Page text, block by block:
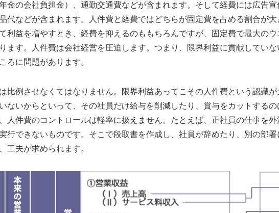
金の会社負担金）、通勤交通費などが含まれます。そして経費には広告
代などが含まれます。人件費と経費ではどちらが固定費を占める割合が
利益を増やすとき、経費を抑えるのももちろんですが、固定費で最大の
ます。人件費は会社経営を圧迫します。つまり、限界利益に貢献してい
ろに問題があります。
比例させなくてはなりません。限界利益あってこその人件費という認識
ないからといって、その社員だけ給与を削減したり、賞与をカットする
人件費のコントロールは軽率に扱えません。たとえば、正社員の仕事を
行できないものです。そこで段取書を作成し、社員が辞めたり、別の部
工夫が求められます。